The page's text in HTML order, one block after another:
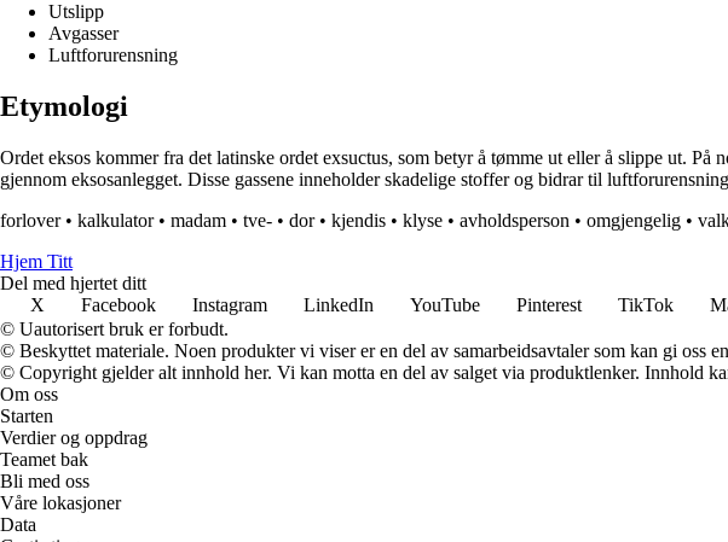
Utslipp
Avgasser
Luftforurensning
Etymologi
Ordet eksos kommer fra det latinske ordet exsuctus, som betyr å tømme ut eller å slippe ut.
gjennom eksosanlegget. Disse gassene inneholder skadelige stoffer og bidrar til
forlover• kalkulator• madam • tve- • dor• kjendis • klyse • avholdsperson • omgjengelig •
Hjem Titt
Del med hjertet ditt
X
Facebook Instagram LinkedIn YouTube Pinterest TikTok
© Uautorisert bruk er forbudt.
© Beskyttet materiale. Noen produkter vi viser er en del av samarbeidsavtaler som kan gi oss
© Copyright gjelder alt innhold her. Vi kan motta en del av salget via produktlenker. Innhold
Om oss
Starten
Verdier og oppdrag
Teamet bak
Bli med oss
Våre lokasjoner
Data